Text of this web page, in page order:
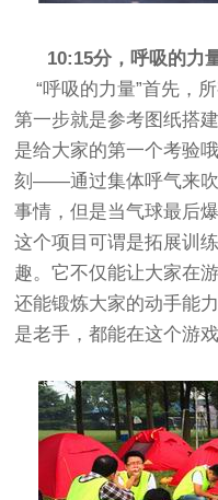
10:15分，呼吸的力
“呼吸的力量”首先，
第一步就是参考图纸搭
是给大家的第一个考验
刻——通过集体呼气来吹
事情，但是当气球最后
这个项目可谓是拓展训
趣。它不仅能让大家在
还能锻炼大家的动手能
是老手，都能在这个游